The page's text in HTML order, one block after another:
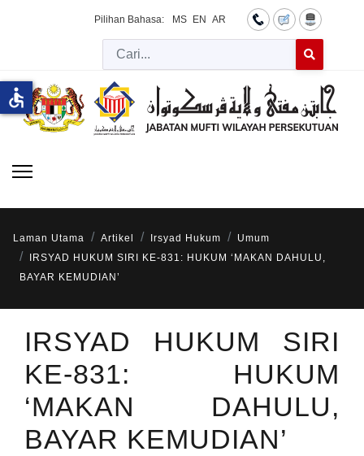
Pilihan Bahasa: MS EN AR
Cari
Laman Utama Artikel Irsyad Hukum
Umum
IRSYAD HUKUM SIRI KE-831: HUKUM ‘MAKAN DAHULU,
BAYAR KEMUDIAN’
IRSYAD HUKUM SIRI
KE-831: HUKUM
‘MAKAN DAHULU,
BAYAR KEMUDIAN’
accessible